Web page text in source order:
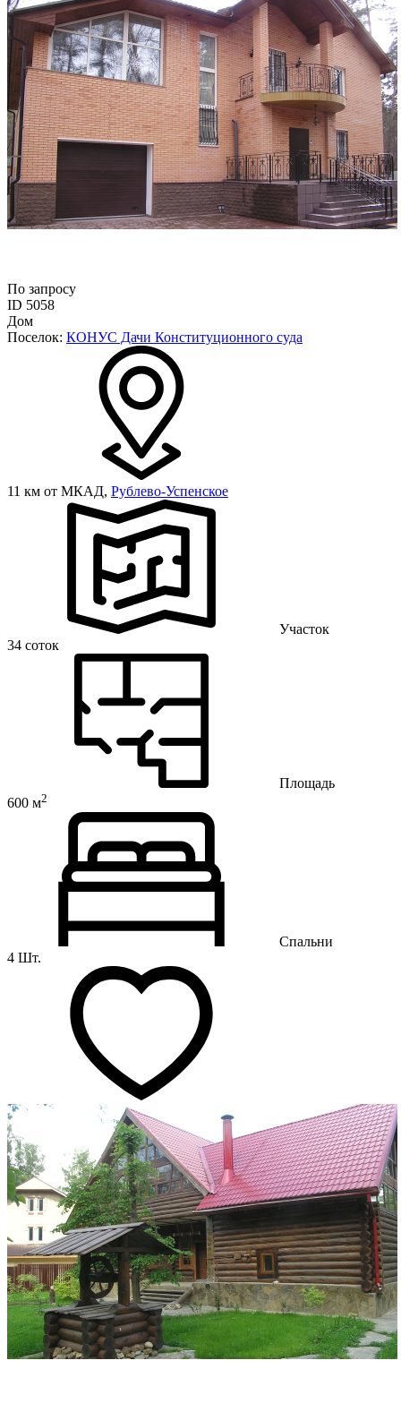
По запросу
ID 5058
Дом
Поселок: КОНУС Дачи Конституционного суда
11 км от МКАД, Рублево-Успенское
Участок
34 соток
Площадь
600 м2
Спальни
4 Шт.